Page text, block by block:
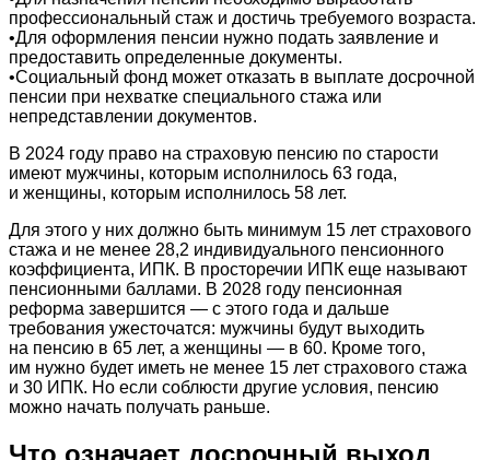
профессиональный стаж и достичь требуемого возраста.
•Для оформления пенсии нужно подать заявление и
предоставить определенные документы.
•Социальный фонд может отказать в выплате досрочной
пенсии при нехватке специального стажа или
непредставлении документов.
В 2024 году право на страховую пенсию по старости
имеют мужчины, которым исполнилось 63 года,
и женщины, которым исполнилось 58 лет.
Для этого у них должно быть минимум 15 лет страхового
стажа и не менее 28,2 индивидуального пенсионного
коэффициента, ИПК. В просторечии ИПК еще называют
пенсионными баллами. В 2028 году пенсионная
реформа завершится — с этого года и дальше
требования ужесточатся: мужчины будут выходить
на пенсию в 65 лет, а женщины — в 60. Кроме того,
им нужно будет иметь не менее 15 лет страхового стажа
и 30 ИПК. Но если соблюсти другие условия, пенсию
можно начать получать раньше.
Что означает досрочный выход